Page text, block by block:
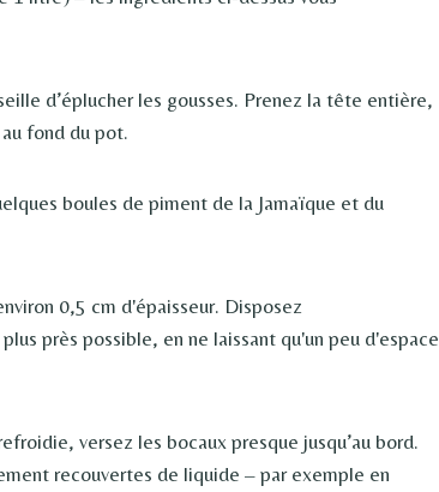
d’éplucher les gousses. Prenez la tête entière,
fond du pot.
boules de piment de la Jamaïque et du
0,5 cm d'épaisseur. Disposez
près possible, en ne laissant qu'un peu d'espace
versez les bocaux presque jusqu’au bord.
recouvertes de liquide – par exemple en